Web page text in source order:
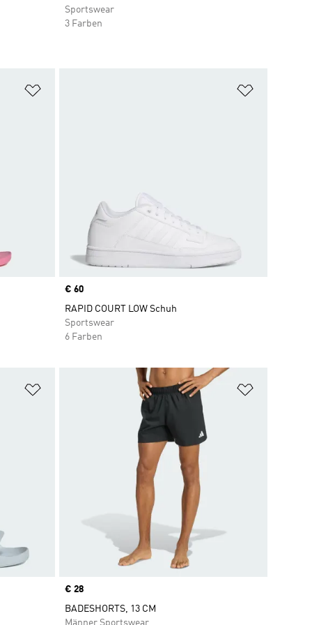
Sportswear
3 Farben
Price
€ 60
RAPID COURT LOW Schuh
Sportswear
6 Farben
Zur Wunschliste hinzufügen
Price
€ 28
BADESHORTS, 13 CM
Männer Sportswear